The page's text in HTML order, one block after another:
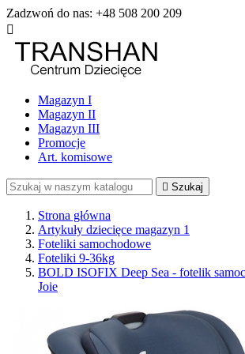
Zadzwoń do nas: +48 508 200 209

Magazyn I
Magazyn II
Magazyn III
Promocje
Art. komisowe
 Szukaj
Strona główna
Artykuły dziecięce magazyn 1
Foteliki samochodowe
Foteliki 9-36kg
BOLD ISOFIX Deep Sea - fotelik
Joie